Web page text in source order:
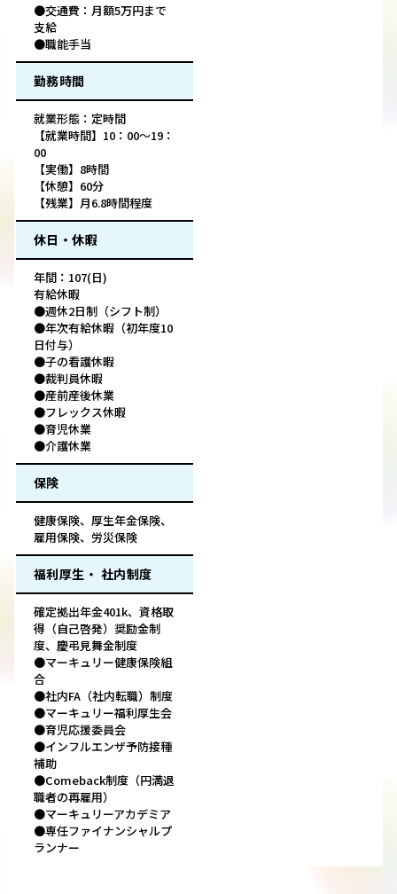
●交通費：月額5万円まで
支給
●職能手当
勤務時間
就業形態：定時間
【就業時間】10：00～19：
00
【実働】8時間
【休憩】60分
【残業】月6.8時間程度
休日・休暇
年間：107(日)
有給休暇
●週休2日制（シフト制）
●年次有給休暇（初年度10
日付与）
●子の看護休暇
●裁判員休暇
●産前産後休業
●フレックス休暇
●育児休業
●介護休業
保険
健康保険、厚生年金保険、
雇用保険、労災保険
福利厚生・ 社内制度
確定拠出年金401k、資格取
得（自己啓発）奨励金制
度、慶弔見舞金制度
●マーキュリー健康保険組
合
●社内FA（社内転職）制度
●マーキュリー福利厚生会
●育児応援委員会
●インフルエンザ予防接種
補助
●Comeback制度（円満退
職者の再雇用）
●マーキュリーアカデミア
●専任ファイナンシャルプ
ランナー